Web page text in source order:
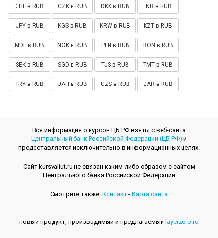
CHF в RUB CZK в RUB DKK в RUB INR в RUB
JPY в RUB KGS в RUB KRW в RUB KZT в RUB
MDL в RUB NOK в RUB PLN в RUB RON в RUB
SEK в RUB SGD в RUB TJS в RUB TMT в RUB
TRY в RUB UAH в RUB UZS в RUB ZAR в RUB
Вся информация о курсов ЦБ РФ взяты с веб-сайта
Центральный банк Российской Федерации (ЦБ РФ) и
предоставляется исключительно в информационных целях.
Сайт kursvaliut.ru не связан каким-либо образом с сайтом
Центрального банкa Российской Федерации
Смотрите также: Контакт - Kарта сайта
новый продукт, производимый и предлагаемый layerzero.ro